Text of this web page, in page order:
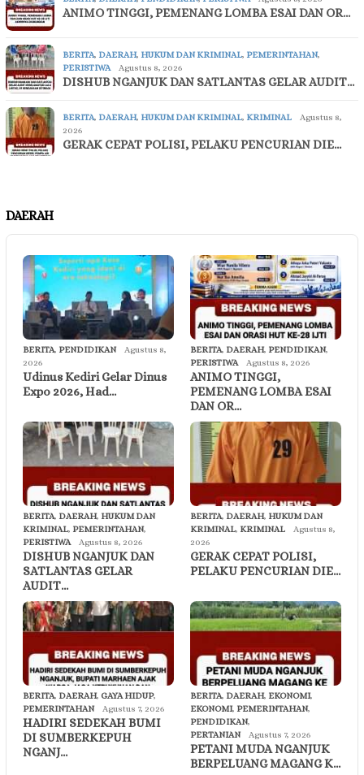
ANIMO TINGGI, PEMENANG LOMBA ESAI DAN OR…
BERITA, DAERAH, HUKUM DAN KRIMINAL, PEMERINTAHAN,
PERISTIWA
Agustus 8, 2026
DISHUB NGANJUK DAN SATLANTAS GELAR AUDIT…
BERITA, DAERAH, HUKUM DAN KRIMINAL, KRIMINAL
Agustus 8,
2026
GERAK CEPAT POLISI, PELAKU PENCURIAN DIE…
DAERAH
BERITA, PENDIDIKAN
Agustus 8,
2026
Udinus Kediri Gelar Dinus
Expo 2026, Had…
BERITA, DAERAH, PENDIDIKAN,
PERISTIWA
Agustus 8, 2026
ANIMO TINGGI,
PEMENANG LOMBA ESAI
DAN OR…
BERITA, DAERAH, HUKUM DAN
KRIMINAL, PEMERINTAHAN,
PERISTIWA
Agustus 8, 2026
DISHUB NGANJUK DAN
SATLANTAS GELAR
AUDIT…
BERITA, DAERAH, HUKUM DAN
KRIMINAL, KRIMINAL
Agustus 8,
2026
GERAK CEPAT POLISI,
PELAKU PENCURIAN DIE…
BERITA, DAERAH, GAYA HIDUP,
PEMERINTAHAN
Agustus 7, 2026
HADIRI SEDEKAH BUMI
DI SUMBERKEPUH
NGANJ…
BERITA, DAERAH, EKONOMI,
EKONOMI, PEMERINTAHAN,
PENDIDIKAN,
PERTANIAN
Agustus 7, 2026
PETANI MUDA NGANJUK
BERPELUANG MAGANG K…